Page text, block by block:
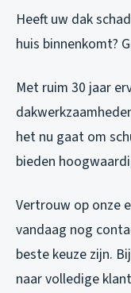
Heeft uw dak
huis binnenkomt?
Met ruim 30 jaar
het nu gaat om
bieden
Vertrouw op onze
vandaag nog
beste keuze zijn.
naar volledige